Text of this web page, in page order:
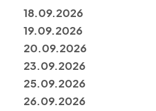
18.09.2026
19.09.2026
20.09.2026
23.09.2026
25.09.2026
26.09.2026